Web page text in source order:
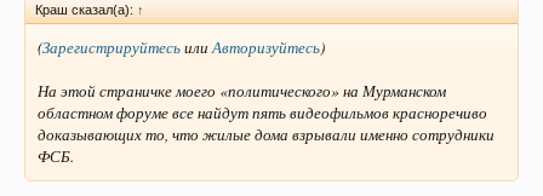
Краш сказал(а): ↑
(ЗарегистрируйтесьилиАвторизуйтесь)
На этой страничке моего «политического» на Мурманском
областном форуме все найдут пять видеофильмов красноречиво
доказывающих то, что жилые дома взрывали именно сотрудники
ФСБ.